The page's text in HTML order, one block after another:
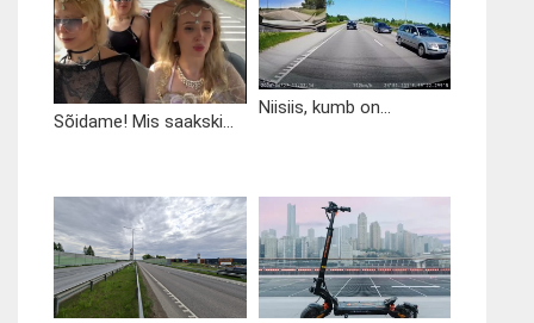
Sõidame! Mis saakski...
Niisiis, kumb on...